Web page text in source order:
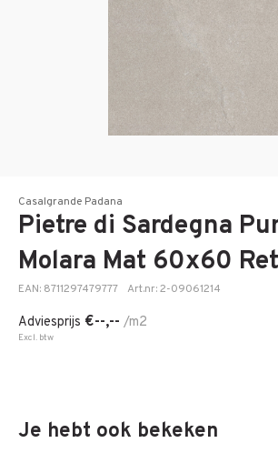
Casalgrande Padana
Pietre di Sardegna
Molara Mat 60x60
EAN: 8711297479777 Art.nr: 2-09061214
Adviesprijs €--,-- /m2
Excl. btw
Je hebt ook bekeken